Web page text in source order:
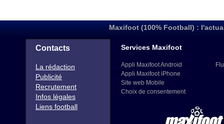
Maxifoot (100% Football) :
Contacts
La rédaction
Publicité
Recrutement
Infos légales
Liens football
Services Maxifoot
Appli Maxifoot Android
Appli Maxifoot iPhone
Site web Mobile
Choix de consentement